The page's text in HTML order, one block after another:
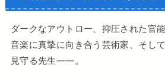
ダークなアウトロー、抑圧された官
音楽に真摯に向き合う芸術家、そし
見守る先生——。